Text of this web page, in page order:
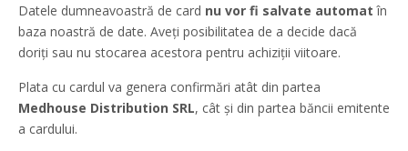
Datele dumneavoastră de card nu vor fi salvate automat în
baza noastră de date. Aveți posibilitatea de a decide dacă
doriți sau nu stocarea acestora pentru achiziții viitoare.
Plata cu cardul va genera confirmări atât din partea
Medhouse Distribution SRL, cât și din partea băncii emitente
a cardului.